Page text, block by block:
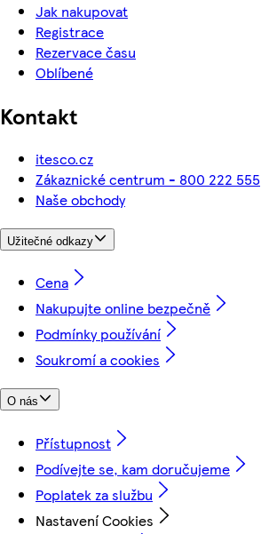
Jak nakupovat
Registrace
Rezervace času
Oblíbené
Kontakt
itesco.cz
Zákaznické centrum - 800 222 555
Naše obchody
Užitečné odkazy
Cena
Nakupujte online bezpečně
Podmínky používání
Soukromí a cookies
O nás
Přístupnost
Podívejte se, kam doručujeme
Poplatek za službu
Nastavení Cookies